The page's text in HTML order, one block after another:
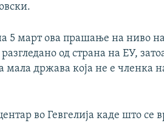
5 март ова прашање на ниво
од страна на ЕУ,
држава која не е членка
во Гевгелија каде што се